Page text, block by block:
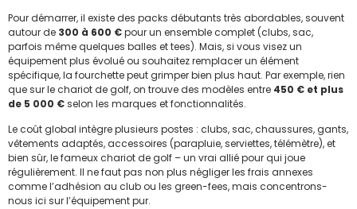
Pour démarrer, il existe des packs débutants très abordables, souvent
autour de 300 à 600 €pour un ensemble complet (clubs, sac,
parfois même quelques balles et tees). Mais, si vous visez un
équipement plus évolué ou souhaitez remplacer un élément
spécifique, la fourchette peut grimper bien plus haut. Par exemple, rien
que sur le chariot de golf, on trouve des modèles entre 450 € et plus
de 5 000 €selon les marques et fonctionnalités.
Le coût global intègre plusieurs postes : clubs, sac, chaussures, gants,
vêtements adaptés, accessoires (parapluie, serviettes, télémètre), et
bien sûr, le fameux chariot de golf – un vrai allié pour qui joue
régulièrement. Il ne faut pas non plus négliger les frais annexes
comme l’adhésion au club ou les green-fees, mais concentrons-
nous ici sur l’équipement pur.